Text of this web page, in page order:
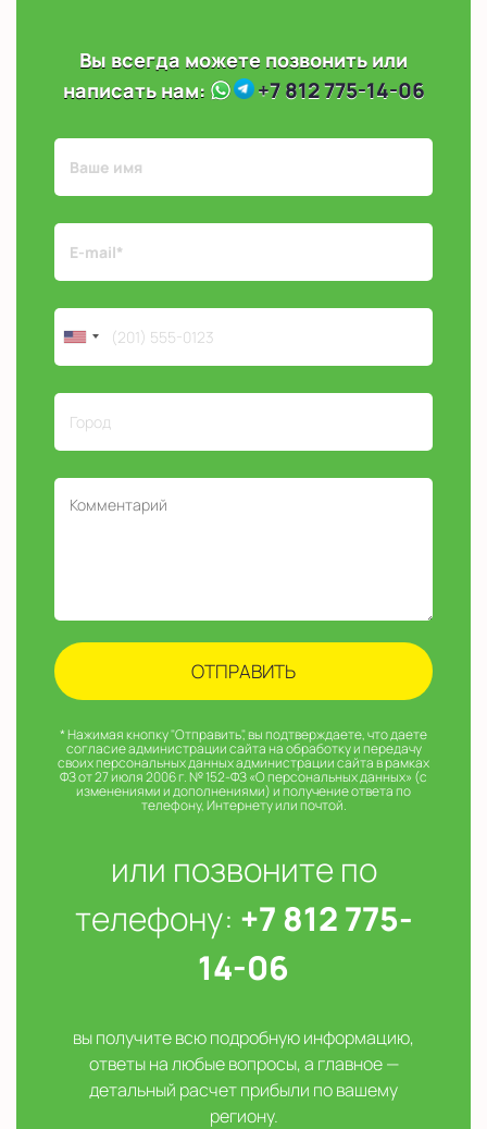
Вы всегда можете позвонить или
написать нам:
+7 812 775-14-06
* Нажимая кнопку "Отправить", вы подтверждаете, что даете
согласие администрации сайта на обработку и передачу
своих персональных данных администрации сайта в рамках
ФЗ от 27 июля 2006 г. № 152-ФЗ «О персональных данных» (с
изменениями и дополнениями) и получение ответа по
телефону, Интернету или почтой.
или позвоните по
телефону: +7 812 775-
14-06
вы получите всю подробную информацию,
ответы на любые вопросы, а главное —
детальный расчет прибыли по вашему
региону.